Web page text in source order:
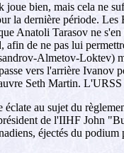
bien, mais cela ne
la dernière période. Les
Anatoli Tarasov ne
afin de ne pas lui
Almetov-Loktev)
vers l'arrière
Seth Martin.
au sujet du
de l'IIHF John
éjectés du